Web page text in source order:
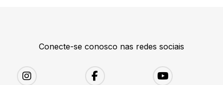
Conecte-se conosco nas redes sociais